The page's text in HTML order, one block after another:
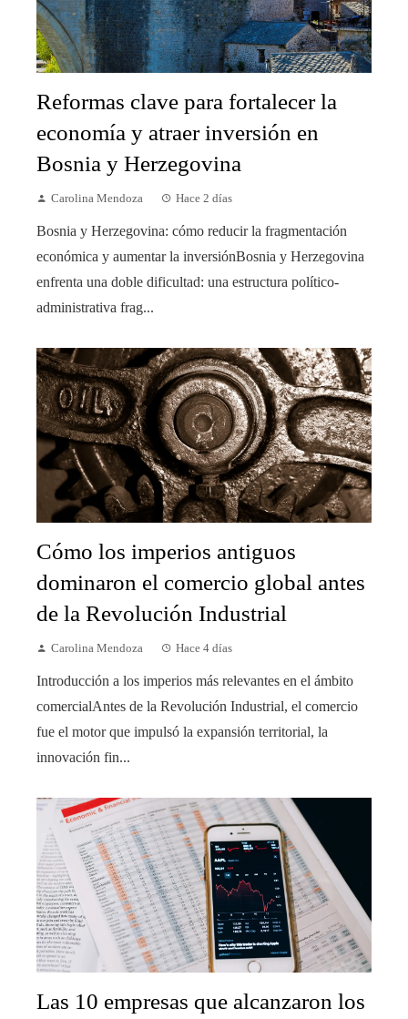
Reformas clave para fortalecer la
economía y atraer inversión en
Bosnia y Herzegovina
Carolina Mendoza Hace 2 días
Bosnia y Herzegovina: cómo reducir la fragmentación
económica y aumentar la inversiónBosnia y Herzegovina
enfrenta una doble dificultad: una estructura político-
administrativa frag...
Cómo los imperios antiguos
dominaron el comercio global antes
de la Revolución Industrial
Carolina Mendoza Hace 4 días
Introducción a los imperios más relevantes en el ámbito
comercialAntes de la Revolución Industrial, el comercio
fue el motor que impulsó la expansión territorial, la
innovación fin...
Las 10 empresas que alcanzaron los